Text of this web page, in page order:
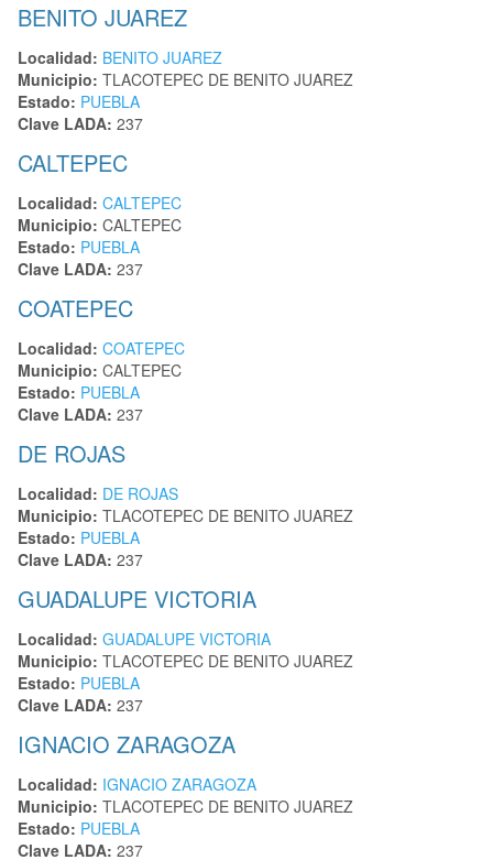
BENITO JUAREZ
Localidad: BENITO JUAREZ
Municipio: TLACOTEPEC DE BENITO JUAREZ
Estado: PUEBLA
Clave LADA: 237
CALTEPEC
Localidad: CALTEPEC
Municipio: CALTEPEC
Estado: PUEBLA
Clave LADA: 237
COATEPEC
Localidad: COATEPEC
Municipio: CALTEPEC
Estado: PUEBLA
Clave LADA: 237
DE ROJAS
Localidad: DE ROJAS
Municipio: TLACOTEPEC DE BENITO JUAREZ
Estado: PUEBLA
Clave LADA: 237
GUADALUPE VICTORIA
Localidad: GUADALUPE VICTORIA
Municipio: TLACOTEPEC DE BENITO JUAREZ
Estado: PUEBLA
Clave LADA: 237
IGNACIO ZARAGOZA
Localidad: IGNACIO ZARAGOZA
Municipio: TLACOTEPEC DE BENITO JUAREZ
Estado: PUEBLA
Clave LADA: 237